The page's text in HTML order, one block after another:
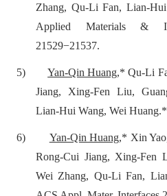
Zhang, Qu-Li Fan, Lian-
Applied Materials &
21529−21537.
5) Yan-Qin Huang,* Qu-Li
Jiang, Xing-Fen Liu,
Lian-Hui Wang, Wei
6) Yan-Qin Huang,* Xin
Rong-Cui Jiang, Xing-Fen
Wei Zhang, Qu-Li Fan,